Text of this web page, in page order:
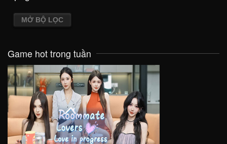
MỞ BỘ LỌC
Game hot trong tuần
VIEW